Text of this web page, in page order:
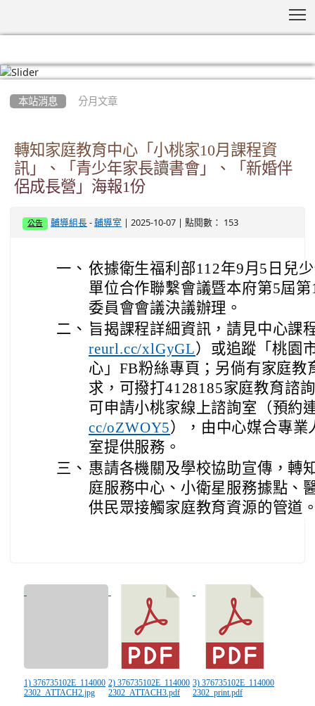
本站消息 分月文章
轉知家庭教育中心「小桃家10月課程資
訊」、「青少年家長讀書會」、「新婚伴
侶成長營」海報1份
公告 輔導組長 -輔導室 | 2025-10-07 | 點閱數： 153
一、 依據衛生福利部112年9月5日兒
單位合作聯繫會議暨本府第5屆
委員會會議決議辦理。
二、 旨揭課程詳細資訊，請見中心課
reurl.cc/xlGyGL）或追蹤「桃園
心」FB粉絲專頁；另倘有家庭教
求，可撥打4128185家庭教育諮
可申請小桃家線上諮詢室（預約
cc/oZWOY5），由中心媒合專業
室提供服務。
三、 惠請各機關及學校協助宣傳，轉
庭服務中心、小衛星服務據點、
供民眾接觸家庭教育資源的管道
1) 376735102E_114000
2302_ATTACH2.jpg
2) 376735102E_114000
2302_ATTACH3.pdf
3) 376735102E_114000
2302_print.pdf